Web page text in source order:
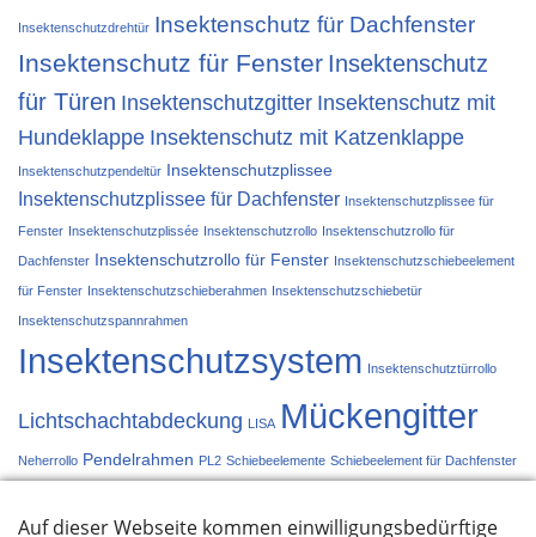
Insektenschutzdrehtür Insektenschutz für Dachfenster
Insektenschutz für Fenster Insektenschutz
für Türen Insektenschutzgitter Insektenschutz mit
Hundeklappe Insektenschutz mit Katzenklappe
Insektenschutzpendeltür Insektenschutzplissee
Insektenschutzplissee für Dachfenster Insektenschutzplissee für
Fenster Insektenschutzplissée Insektenschutzrollo Insektenschutzrollo für
Dachfenster Insektenschutzrollo für Fenster Insektenschutzschiebeelement
für Fenster Insektenschutzschieberahmen Insektenschutzschiebetür
Insektenschutzspannrahmen
Insektenschutzsystem Insektenschutztürrollo
Lichtschachtabdeckung LISA Mückengitter
Neherrollo Pendelrahmen PL2 Schiebeelemente Schiebeelement für Dachfenster